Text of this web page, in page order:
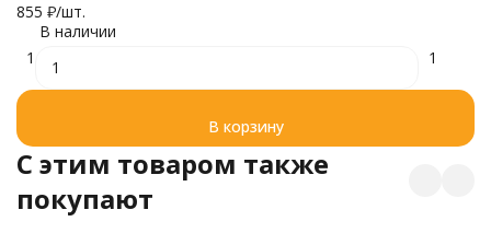
855 ₽/шт.
В наличии
1
1
В корзину
C этим товаром также
покупают